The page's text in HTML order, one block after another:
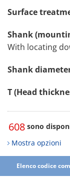
Surface
Shank
With locating
Shank
T (Head
608 sono
Mostra opzioni
Elenco codice